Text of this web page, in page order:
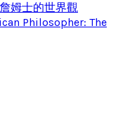
姆士的世界觀
Philosopher: The